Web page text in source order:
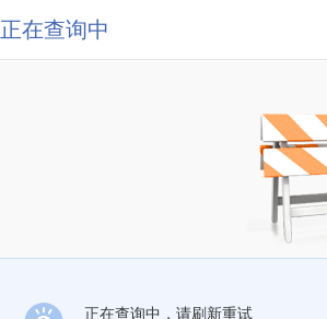
正在查询中
正在查询中，请刷新重试